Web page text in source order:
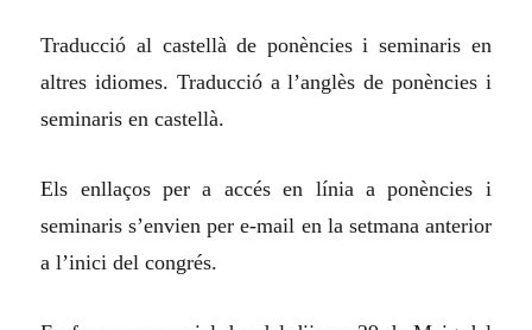
Traducció al castellà de ponències i seminaris en
altres idiomes. Traducció a l’anglès de ponències i
seminaris en castellà.
Els enllaços per a accés en línia a ponències i
seminaris s’envien per e-mail en la setmana anterior
a l’inici del congrés.